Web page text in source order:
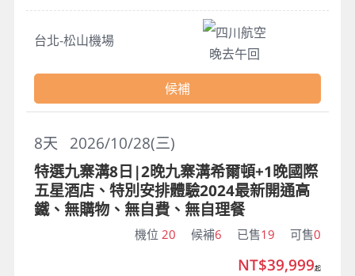
台北-松山機場
四川航空
晚去午回
候補
2026/10/28(三)
8天
特選九寨溝8日|2晚九寨溝希爾頓+1晚國際
五星酒店、特別安排體驗2024最新開通高
鐵、無購物、無自費、無自理餐
機位 20 候補6 已售19 可售0
NT$39,999起